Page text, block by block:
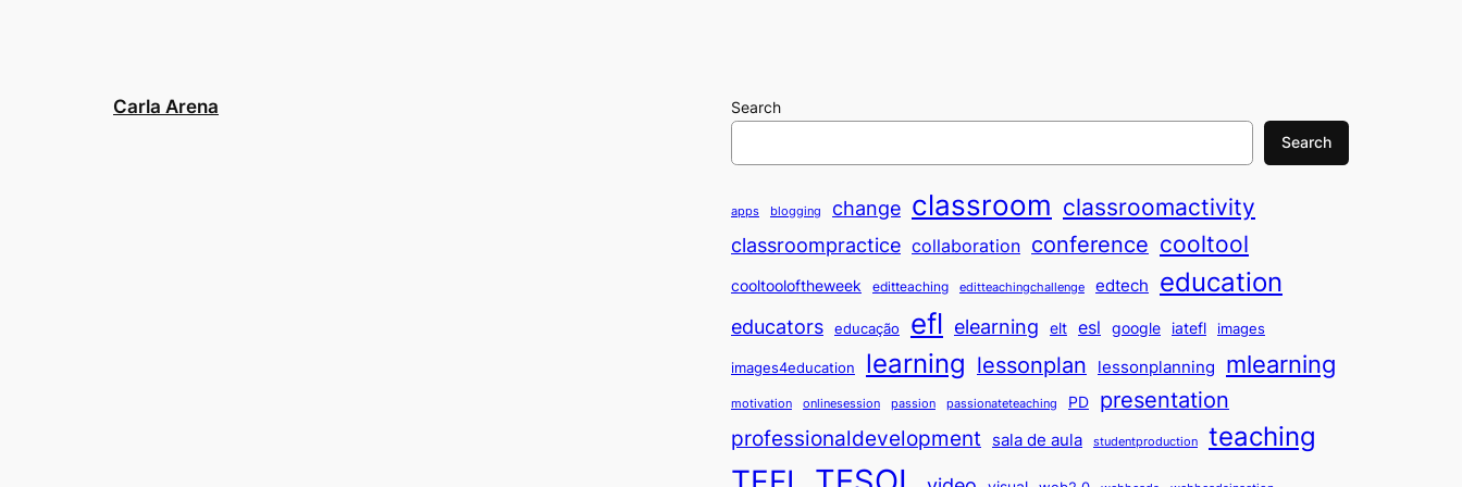
Carla Arena
Search
Search
apps blogging change classroom classroomactivity
classroompractice collaboration conference cooltool
cooltooloftheweek editteaching editteachingchallenge edtech education
educators educação efl elearning elt esl google iatefl images
images4education learning lessonplan lessonplanning mlearning
motivation onlinesession passion passionateteaching PD presentation
professionaldevelopment sala de aula studentproduction teaching